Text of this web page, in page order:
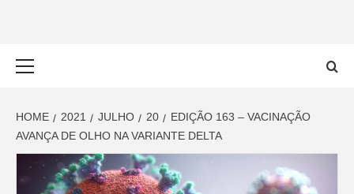
HOME 2021 JULHO 20
EDIÇÃO 163 – VACINAÇÃO
AVANÇA DE OLHO NA VARIANTE DELTA